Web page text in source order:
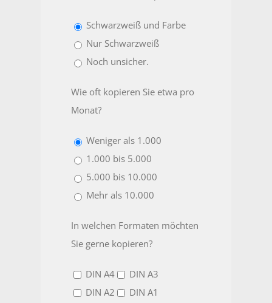
Schwarzweiß und Farbe
Nur Schwarzweiß
Noch unsicher.
Wie oft kopieren Sie etwa pro
Monat?
Weniger als 1.000
1.000 bis 5.000
5.000 bis 10.000
Mehr als 10.000
In welchen Formaten möchten
Sie gerne kopieren?
DIN A4
DIN A3
DIN A2
DIN A1